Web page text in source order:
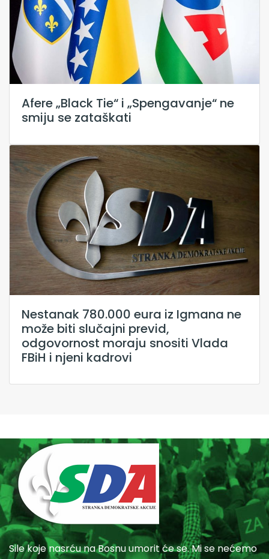
Afere „Black Tie“ i „Spengavanje“ ne
smiju se zataškati
Nestanak 780.000 eura iz Igmana ne
može biti slučajni previd,
odgovornost moraju snositi Vlada
FBiH i njeni kadrovi
Sile koje nasrću na Bosnu umorit će se. Mi se nećemo